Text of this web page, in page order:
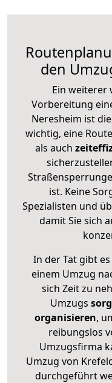
den
Ein weiterer
Vorbereitung
Neresheim ist die
wichtig, eine
als auch
ist. Keine
Spezialisten und
damit Sie sich
In der Tat gibt
einem Umzug
sich Zeit zu
Umzugs
organisieren,
reibungslos
Umzugsfirma
Umzug von
durchgeführt